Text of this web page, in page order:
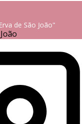
de São João"